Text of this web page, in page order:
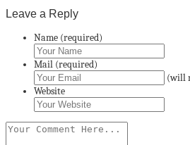
Leave a Reply
Name (required)
Mail (required)
(will
Website